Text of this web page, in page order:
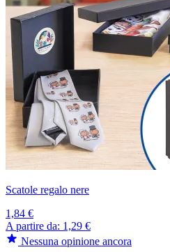
Scatole regalo nere
1,84 €
A partire da: 1,29 €
Nessuna opinione ancora